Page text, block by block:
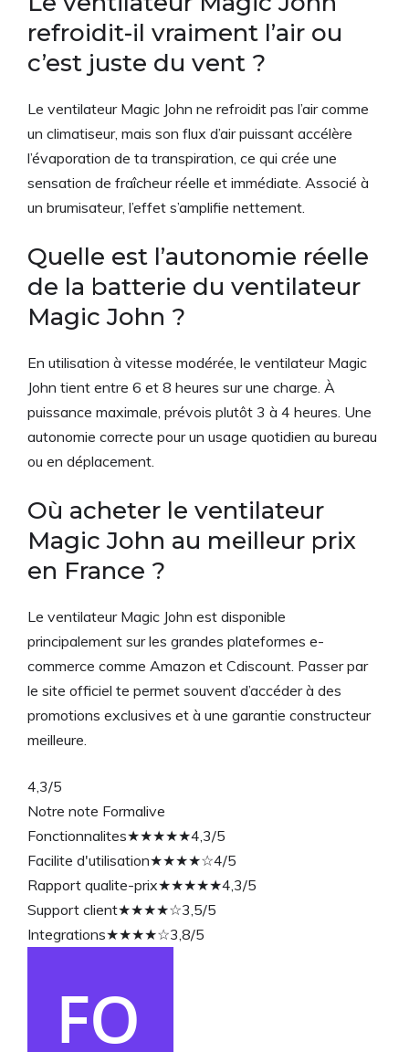
refroidit-il vraiment l’air ou
c’est juste du vent ?
Le ventilateur Magic John ne refroidit pas l’air comme
un climatiseur, mais son flux d’air puissant accélère
l’évaporation de ta transpiration, ce qui crée une
sensation de fraîcheur réelle et immédiate. Associé à
un brumisateur, l’effet s’amplifie nettement.
Quelle est l’autonomie réelle
de la batterie du ventilateur
Magic John ?
En utilisation à vitesse modérée, le ventilateur Magic
John tient entre 6 et 8 heures sur une charge. À
puissance maximale, prévois plutôt 3 à 4 heures. Une
autonomie correcte pour un usage quotidien au bureau
ou en déplacement.
Où acheter le ventilateur
Magic John au meilleur prix
en France ?
Le ventilateur Magic John est disponible
principalement sur les grandes plateformes e-
commerce comme Amazon et Cdiscount. Passer par
le site officiel te permet souvent d’accéder à des
promotions exclusives et à une garantie constructeur
meilleure.
4,3/5
Notre note Formalive
Fonctionnalites★★★★★4,3/5
Facilite d'utilisation★★★★☆4/5
Rapport qualite-prix★★★★★4,3/5
Support client★★★★☆3,5/5
Integrations★★★★☆3,8/5